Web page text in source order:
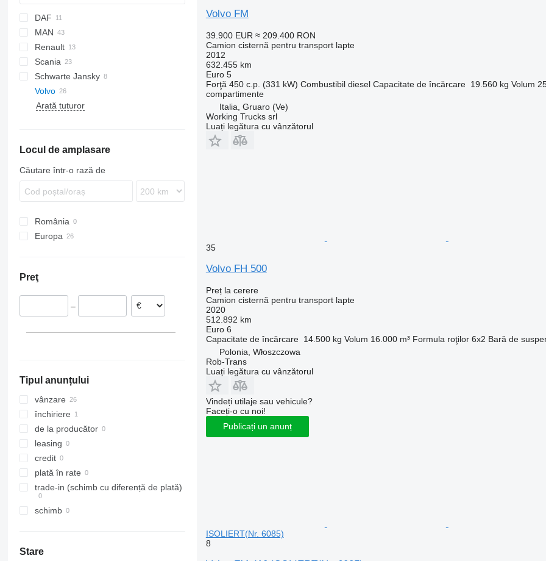
DAF
CF
LF
XF
Eurotrakker
Stralis
Trakker
N-Series
MAN
TGA
TGS
Actros
Atego
Renault
Kerax
Midliner
Midlum
Premium
Scania
P-series
R-series
Schwarte Jansky
Volvo
FE
FL6
FL 260
FL618
FM
FM 380
FM 410
FM 440
FM 460
FMX 370
433362
Arată tuturor
Locul de amplasare
Căutare într-o rază de
România
Europa
Italia
Belgia
Preţ
–
Tipul anunțului
vânzare
închiriere
de la producător
leasing
credit
plată în rate
trade-in (schimb cu diferență de plată)
schimb
Stare
Volvo FM
39.900 EUR ≈ 209.400 RON
Camion cisternă pentru transport lapte
2012
632.455 km
Euro 5
Forţă 450 c.p. (331 kW) Combustibil diesel Capacitate de încărcare 19.560 kg Volum
compartimente
Italia, Gruaro (Ve)
Working Trucks srl
Luați legătura cu vânzătorul
35
Volvo FH 500
Preț la cerere
Camion cisternă pentru transport lapte
2020
512.892 km
Euro 6
Capacitate de încărcare 14.500 kg Volum 16.000 m³ Formula roţilor 6x2 Bară de
Polonia, Włoszczowa
Rob-Trans
Luați legătura cu vânzătorul
Vindeți utilaje sau vehicule?
Faceți-o cu noi!
Publicați un anunț
ISOLIERT(Nr. 6085)
8